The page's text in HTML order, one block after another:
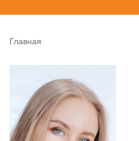
Главная